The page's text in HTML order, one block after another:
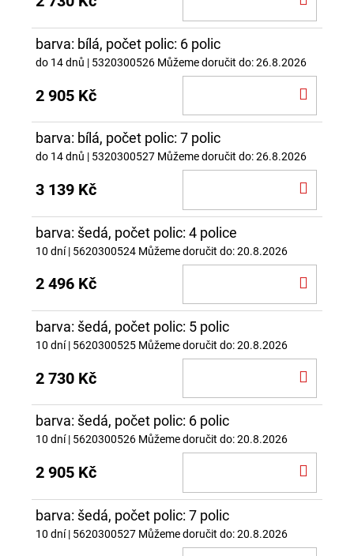
barva: bílá, počet polic: 6 polic
do 14 dnů | 5320300526 Můžeme doručit do:26.8.2026
2 905 Kč
barva: bílá, počet polic: 7 polic
do 14 dnů | 5320300527 Můžeme doručit do:26.8.2026
3 139 Kč
barva: šedá, počet polic: 4 police
10 dní| 5620300524 Můžeme doručit do:20.8.2026
2 496 Kč
barva: šedá, počet polic: 5 polic
10 dní| 5620300525 Můžeme doručit do:20.8.2026
2 730 Kč
barva: šedá, počet polic: 6 polic
10 dní| 5620300526 Můžeme doručit do:20.8.2026
2 905 Kč
barva: šedá, počet polic: 7 polic
10 dní| 5620300527 Můžeme doručit do:20.8.2026